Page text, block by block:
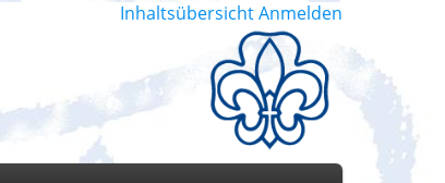
Inhaltsübersicht Anmelden